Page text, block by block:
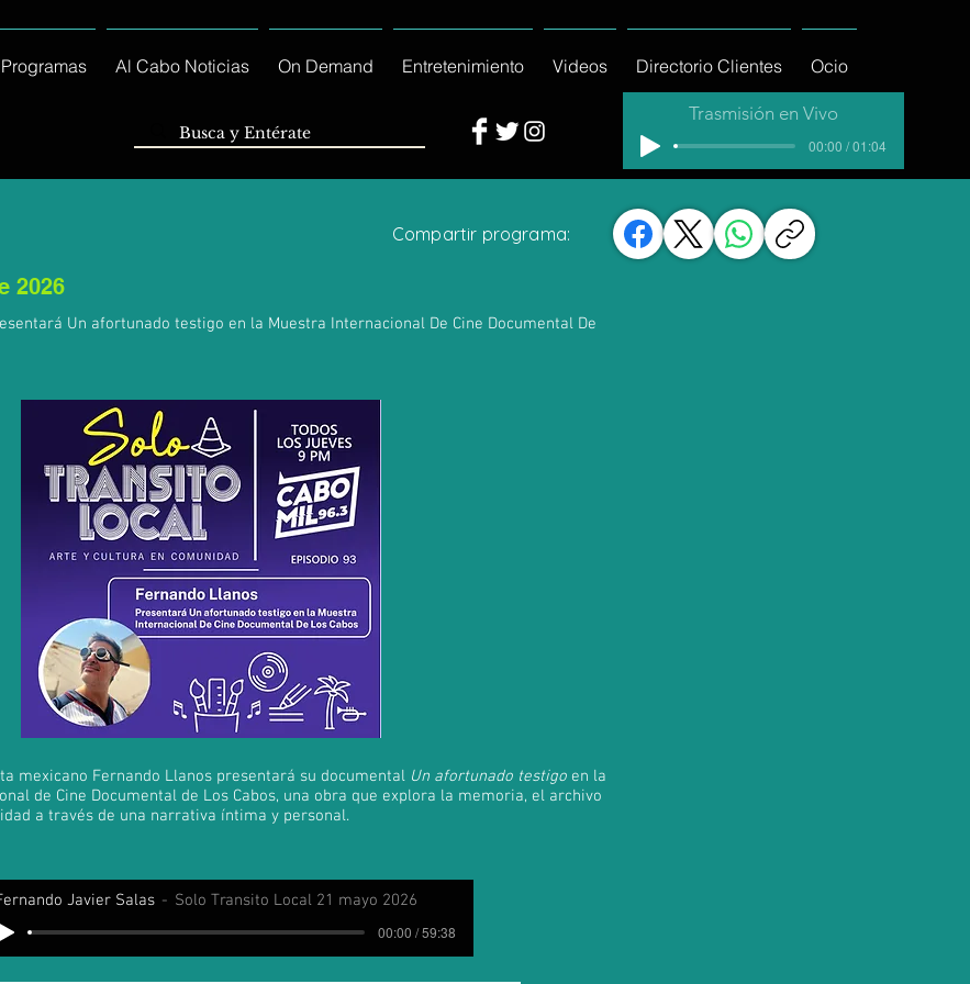
Programas Al Cabo Noticias On Demand Entretenimiento Videos Directorio Clientes Ocio
Trasmisión en Vivo
00:00 / 01:04
Compartir programa:
2026
Un afortunado testigo en la Muestra Internacional De Cine Documental De
mexicano Fernando Llanos presentará su documental Un afortunado testigo en la
de Cine Documental de Los Cabos, una obra que explora la memoria, el archivo
a través de una narrativa íntima y personal.
Javier Salas Solo Transito Local 21 mayo 2026
00:00 / 59:38